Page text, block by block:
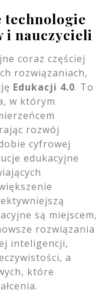
technologie
i nauczycieli
coraz częściej
rozwiązaniach,
Edukacji 4.0. To
w którym
rozwój
cyfrowej
edukacyjne
są miejscem,
rozwiązania
inteligencji,
a
które